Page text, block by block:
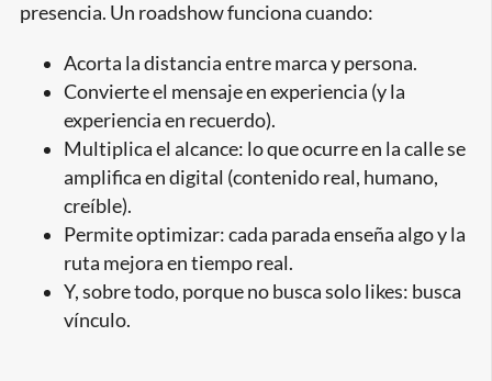
presencia. Un roadshow funciona cuando:
Acorta la distancia entre marca y persona.
Convierte el mensaje en experiencia (y la
experiencia en recuerdo).
Multiplica el alcance: lo que ocurre en la calle se
amplifica en digital (contenido real, humano,
creíble).
Permite optimizar: cada parada enseña algo y la
ruta mejora en tiempo real.
Y, sobre todo, porque no busca solo likes: busca
vínculo.